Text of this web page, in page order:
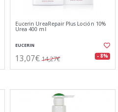
Eucerin UreaRepair Plus Loción 10%
Urea 400 ml
EUCERIN
13,07€ 14,27€ - 8%